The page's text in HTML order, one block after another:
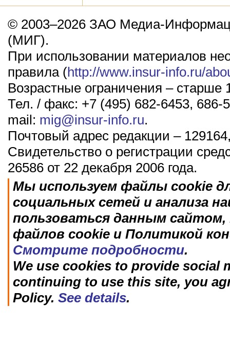
© 2003–2026 ЗАО Медиа-
(МИГ).
При использовании материалов
правила (http://www.insur-info.ru/
Возрастные ограничения – старше
Тел. / факс: +7 (495) 682-6453, 686-
mail: mig@insur-info.ru.
Почтовый адрес редакции –
Свидетельство о регистрации
26586 от 22 декабря 2006 года.
Мы используем файлы cookie
социальных сетей и анализа
пользоваться данным
файлов cookie и Политикой
Смотрите подробности.
We use cookies to provide social
continuing to use this site, you
Policy. See details.